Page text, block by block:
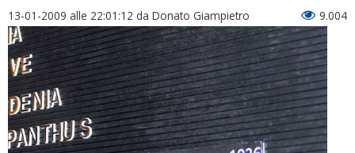
13-01-2009 alle 22:01:12 da Donato Giampietro 9.004